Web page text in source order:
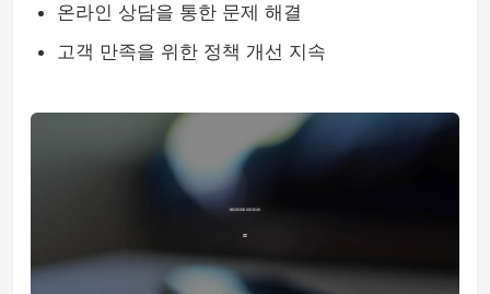
온라인 상담을 통한 문제 해결
고객 만족을 위한 정책 개선 지속